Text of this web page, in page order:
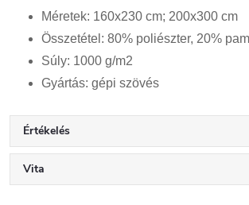
Méretek: 160x230 cm; 200x300 cm
Összetétel: 80% poliészter, 20%
Súly: 1000 g/m2
Gyártás: gépi szövés
Értékelés
Vita